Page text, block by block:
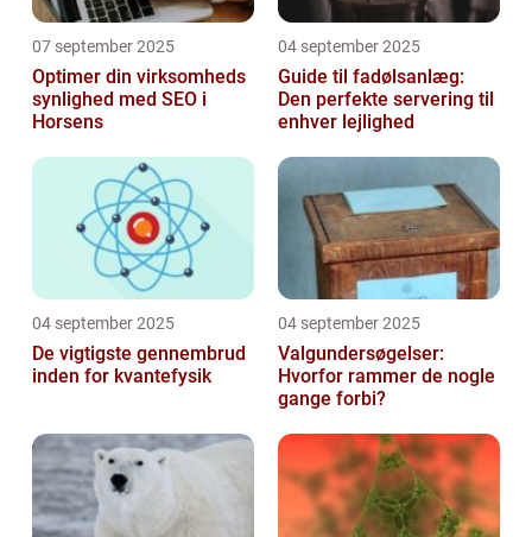
07 september 2025
Optimer din virksomheds
synlighed med SEO i
Horsens
04 september 2025
Guide til fadølsanlæg:
Den perfekte servering til
enhver lejlighed
04 september 2025
De vigtigste gennembrud
inden for kvantefysik
04 september 2025
Valgundersøgelser:
Hvorfor rammer de nogle
gange forbi?